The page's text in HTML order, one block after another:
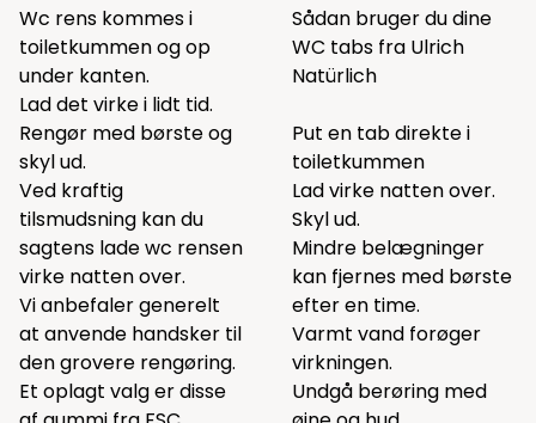
Wc rens kommes i
toiletkummen og op
under kanten.
Lad det virke i lidt tid.
Rengør med børste og
skyl ud.
Ved kraftig
tilsmudsning kan du
sagtens lade wc rensen
virke natten over.
Vi anbefaler generelt
at anvende handsker til
den grovere rengøring.
Et oplagt valg er disse
Sådan bruger du dine
WC tabs fra Ulrich
Natürlich
Put en tab direkte i
toiletkummen
Lad virke natten over.
Skyl ud.
Mindre belægninger
kan fjernes med børste
efter en time.
Varmt vand forøger
virkningen.
Undgå berøring med